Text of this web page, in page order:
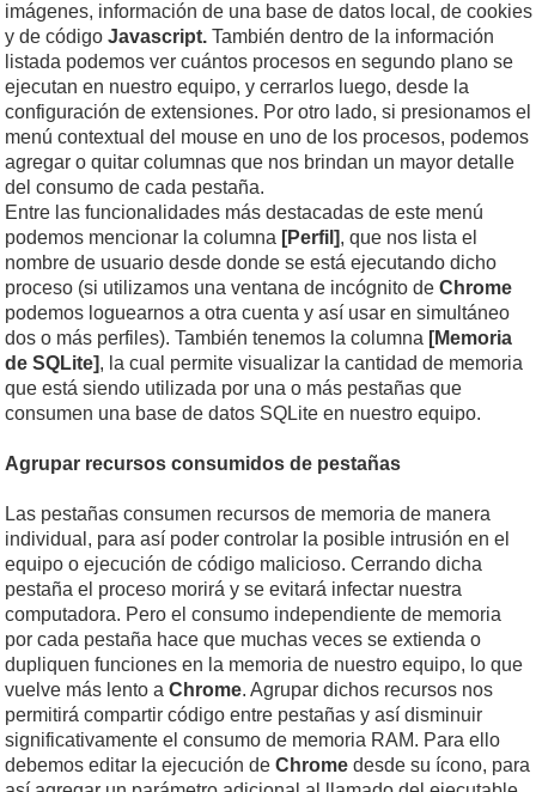
imágenes, información de una base de datos local, de cookies
y de código Javascript. También dentro de la información
listada podemos ver cuántos procesos en segundo plano se
ejecutan en nuestro equipo, y cerrarlos luego, desde la
configuración de extensiones. Por otro lado, si presionamos el
menú contextual del mouse en uno de los procesos, podemos
agregar o quitar columnas que nos brindan un mayor detalle
del consumo de cada pestaña.
Entre las funcionalidades más destacadas de este menú
podemos mencionar la columna [Perfil], que nos lista el
nombre de usuario desde donde se está ejecutando dicho
proceso (si utilizamos una ventana de incógnito de Chrome
podemos loguearnos a otra cuenta y así usar en simultáneo
dos o más perfiles). También tenemos la columna [Memoria
de SQLite], la cual permite visualizar la cantidad de memoria
que está siendo utilizada por una o más pestañas que
consumen una base de datos SQLite en nuestro equipo.
Agrupar recursos consumidos de pestañas
Las pestañas consumen recursos de memoria de manera
individual, para así poder controlar la posible intrusión en el
equipo o ejecución de código malicioso. Cerrando dicha
pestaña el proceso morirá y se evitará infectar nuestra
computadora. Pero el consumo independiente de memoria
por cada pestaña hace que muchas veces se extienda o
dupliquen funciones en la memoria de nuestro equipo, lo que
vuelve más lento a Chrome. Agrupar dichos recursos nos
permitirá compartir código entre pestañas y así disminuir
significativamente el consumo de memoria RAM. Para ello
debemos editar la ejecución de Chrome desde su ícono, para